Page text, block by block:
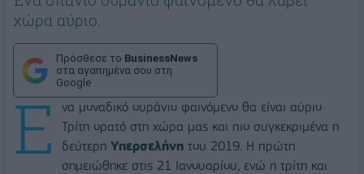
χώρα αύριο.
Πρόσθεσε το BusinessNews
στα αγαπημένα σου στη
Google
Ε να μοναδικό ουράνιο φαινόμενο θα είναι αύριο
Τρίτη ορατό στη χώρα μας και πιο συγκεκριμένα η
δεύτερη Υπερσελήνη του 2019. Η πρώτη
σημειώθηκε στις 21 Ιανουαρίου, ενώ η τρίτη και